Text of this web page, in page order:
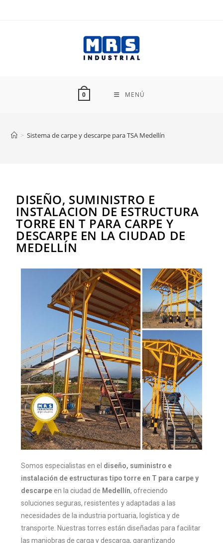
0 MENÚ
> Sistema de carpe y descarpe para TSA Medellín
DISEÑO, SUMINISTRO E
INSTALACION DE ESTRUCTURA
TORRE EN T PARA CARPE Y
DESCARPE EN LA CIUDAD DE
MEDELLÍN
Somos especialistas en el diseño, suministro e
instalación de estructuras tipo torre en T para carpe y
descarpeen la ciudad de Medellín, ofreciendo
soluciones seguras, resistentes y adaptadas a las
necesidades de la industria portuaria, logística y de
transporte. Nuestras torres están diseñadas para facilitar
las maniobras de carga y descarga, garantizando